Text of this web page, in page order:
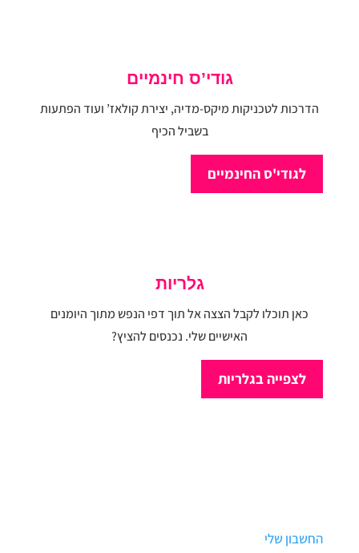
גודי’ס חינמיים
הדרכות לטכניקות מיקס-מדיה, יצירת קולאז’ ועוד הפתעות
בשביל הכיף
לגודי'ס החינמיים
גלריות
כאן תוכלו לקבל הצצה אל תוך דפי הנפש מתוך היומנים
האישיים שלי. נכנסים להציץ?
לצפייה בגלריות
החשבון שלי